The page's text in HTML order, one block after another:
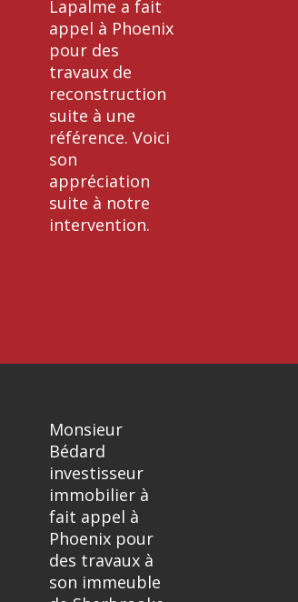
Lapalme a fait
appel à Phoenix
pour des
travaux de
reconstruction
suite à une
référence. Voici
son
appréciation
suite à notre
intervention.
Monsieur
Bédard
investisseur
immobilier à
fait appel à
Phoenix pour
des travaux à
son immeuble